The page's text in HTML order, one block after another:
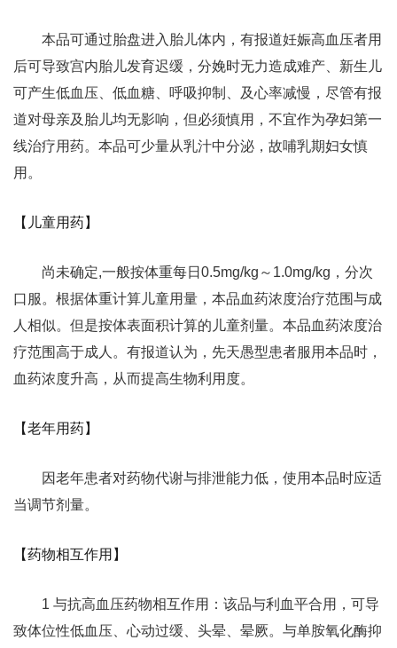
本品可通过胎盘进入胎儿体内，有报道妊娠高血压者用
后可导致宫内胎儿发育迟缓，分娩时无力造成难产、新生儿
可产生低血压、低血糖、呼吸抑制、及心率减慢，尽管有报
道对母亲及胎儿均无影响，但必须慎用，不宜作为孕妇第一
线治疗用药。本品可少量从乳汁中分泌，故哺乳期妇女慎
用。
【儿童用药】
尚未确定,一般按体重每日0.5mg/kg～1.0mg/kg，分次
口服。根据体重计算儿童用量，本品血药浓度治疗范围与成
人相似。但是按体表面积计算的儿童剂量。本品血药浓度治
疗范围高于成人。有报道认为，先天愚型患者服用本品时，
血药浓度升高，从而提高生物利用度。
【老年用药】
因老年患者对药物代谢与排泄能力低，使用本品时应适
当调节剂量。
【药物相互作用】
1 与抗高血压药物相互作用：该品与利血平合用，可导
致体位性低血压、心动过缓、头晕、晕厥。与单胺氧化酶抑